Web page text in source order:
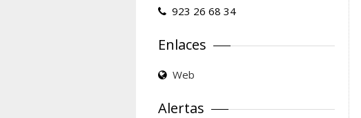
923 26 68 34
Enlaces
Web
Alertas